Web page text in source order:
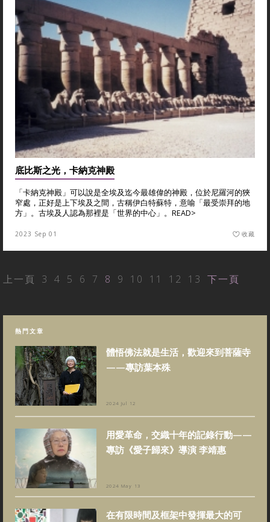
底比斯之光，卡納克神殿
「卡納克神殿」可以說是全埃及迄今最雄偉的神殿，位於尼羅河的狹
窄處，正好是上下埃及之間，古稱伊白特蘇特，意喻「最受崇拜的地
方」。古埃及人認為那裡是「世界的中心」。 READ>
2023 Sep 01 收藏
上一頁 3 4 5 6 7 8 9 10 11 12 13 下一頁
熱門文章
體悟佛法就是生活，歡迎來到菩薩寺
——專訪葉本殊
2024 Jul 12
用愛革命，交織十年的記錄行動——
專訪《愛子歸來》導演 李靖惠
2024 May 13
在有限時間及框架中發揮最大的可